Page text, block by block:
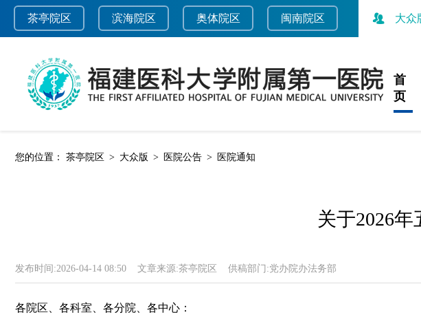
茶亭院区 滨海院区 奥体院区 闽南院区 大众
首
页
您的位置： 茶亭院区 > 大众版 > 医院公告 > 医院通知
关于2026
发布时间:2026-04-14 08:50 文章来源:茶亭院区 供稿部门:党办院办法务部
各院区、各科室、各分院、各中心：